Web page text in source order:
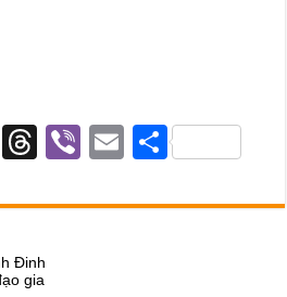
X
T
e
d
Vi
er
E
ail
S
ar
Đinh
gia